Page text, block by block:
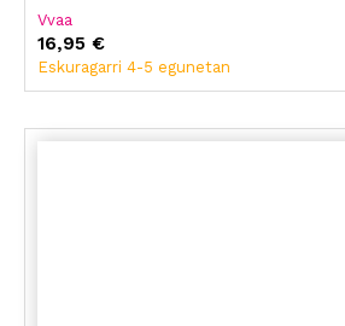
Vvaa
16,95 €
Eskuragarri 4-5 egunetan